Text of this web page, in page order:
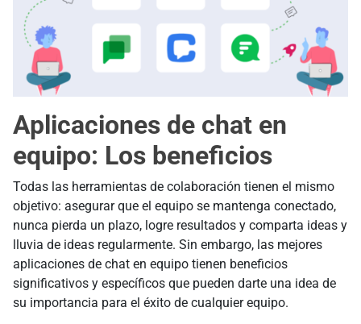
Aplicaciones de chat en
equipo: Los beneficios
Todas las herramientas de colaboración tienen el mismo
objetivo: asegurar que el equipo se mantenga conectado,
nunca pierda un plazo, logre resultados y comparta ideas y
lluvia de ideas regularmente. Sin embargo, las mejores
aplicaciones de chat en equipo tienen beneficios
significativos y específicos que pueden darte una idea de
su importancia para el éxito de cualquier equipo.